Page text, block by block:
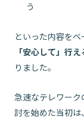
う
といった内容を
「安心して」行
りました。
急速なテレワー
討を始めた当初